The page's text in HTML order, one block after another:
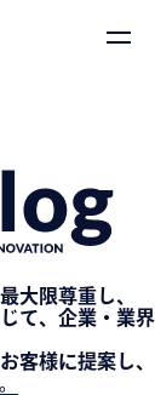
大限尊重し、
て、企業・業界
客様に提案し、